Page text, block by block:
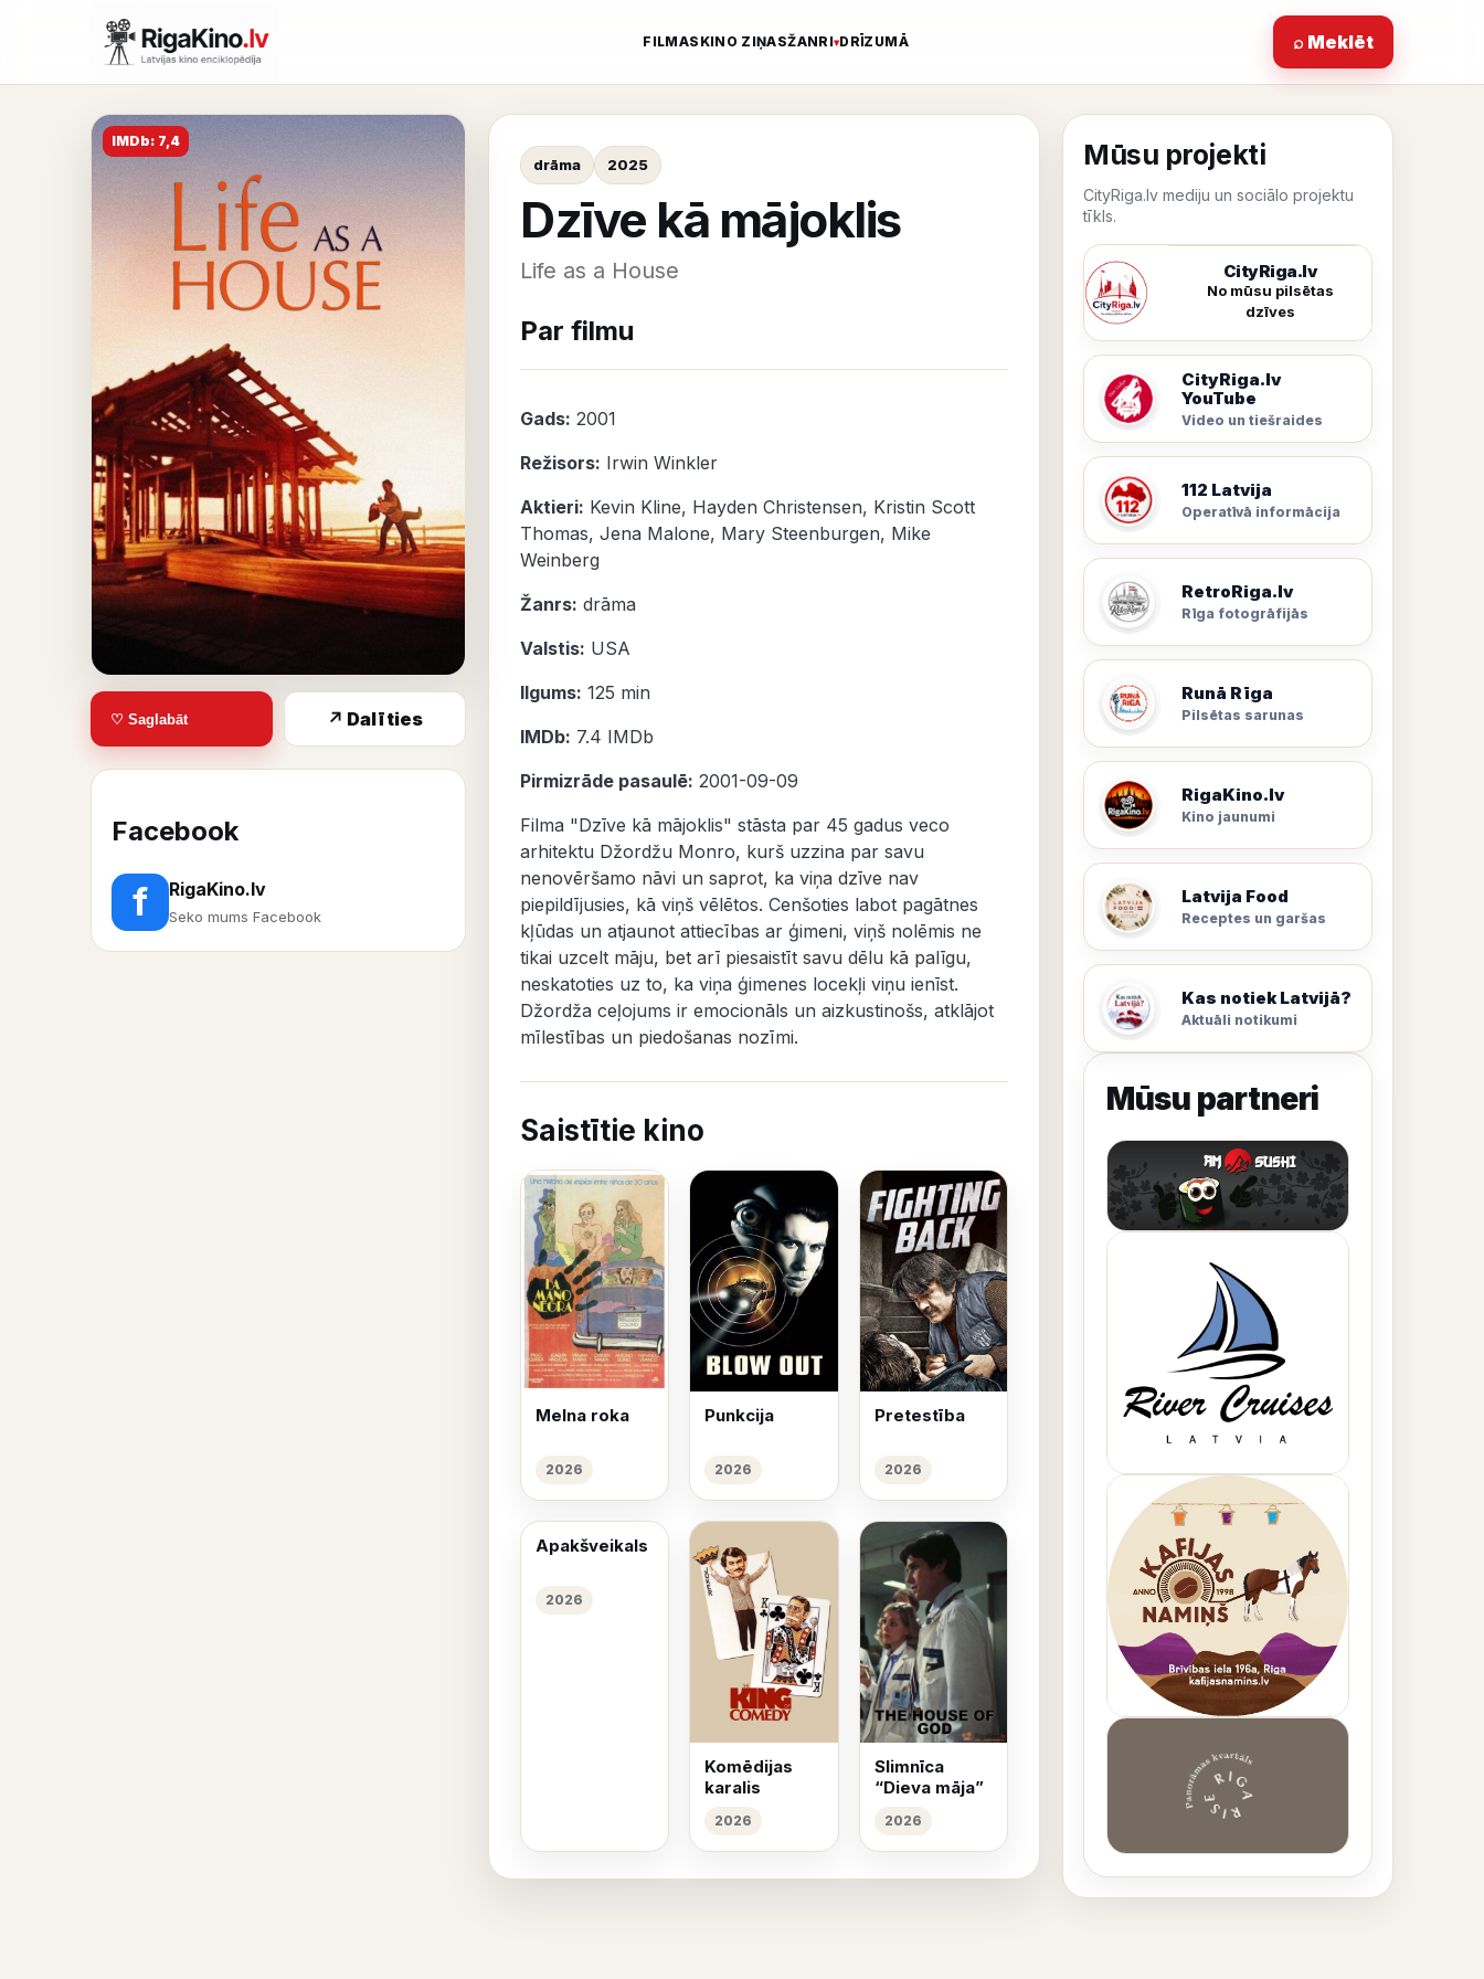
FILMAS KINO ZIŅASŽANRI DRĪZUMĀ ⌕ Meklēt
IMDb: 7,4
♡ Saglabāt ↗ Dalīties
Facebook
f RigaKino.lv
Seko mums Facebook
drāma 2025
Dzīve kā mājoklis
Life as a House
Par filmu
Gads: 2001
Režisors: Irwin Winkler
Aktieri: Kevin Kline, Hayden Christensen, Kristin Scott
Thomas, Jena Malone, Mary Steenburgen, Mike
Weinberg
Žanrs: drāma
Valstis: USA
Ilgums: 125 min
IMDb: 7.4 IMDb
Pirmizrāde pasaulē: 2001-09-09
Filma "Dzīve kā mājoklis" stāsta par 45 gadus veco
arhitektu Džordžu Monro, kurš uzzina par savu
nenovēršamo nāvi un saprot, ka viņa dzīve nav
piepildījusies, kā viņš vēlētos. Cenšoties labot pagātnes
kļūdas un atjaunot attiecības ar ģimeni, viņš nolēmis ne
tikai uzcelt māju, bet arī piesaistīt savu dēlu kā palīgu,
neskatoties uz to, ka viņa ģimenes locekļi viņu ienīst.
Džordža ceļojums ir emocionāls un aizkustinošs, atklājot
mīlestības un piedošanas nozīmi.
Saistītie kino
Melna roka
2026
Punkcija
2026
Pretestība
2026
Apakšveikals
2026
Komēdijas
karalis
2026
Slimnīca
“Dieva māja”
2026
Mūsu projekti
CityRiga.lv mediju un sociālo projektu
tīkls.
CityRiga.lv
No mūsu pilsētas
dzīves
CityRiga.lv
YouTube
Video un tiešraides
112 Latvija
Operatīvā informācija
RetroRiga.lv
Rīga fotogrāfijās
Runā Rīga
Pilsētas sarunas
RigaKino.lv
Kino jaunumi
Latvija Food
Receptes un garšas
Kas notiek Latvijā?
Aktuāli notikumi
Mūsu partneri